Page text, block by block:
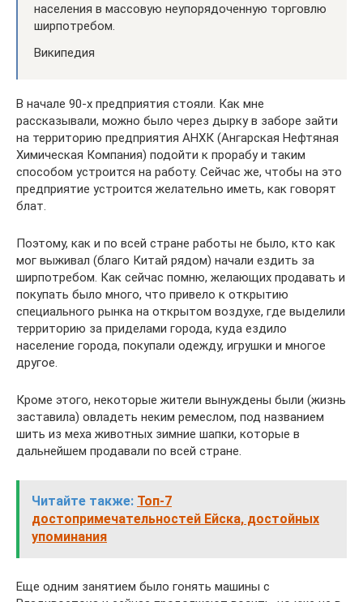
населения в массовую неупорядоченную торговлю
ширпотребом.
Википедия
В начале 90-х предприятия стояли. Как мне
рассказывали, можно было через дырку в заборе зайти
на территорию предприятия АНХК (Ангарская Нефтяная
Химическая Компания) подойти к прорабу и таким
способом устроится на работу. Сейчас же, чтобы на это
предприятие устроится желательно иметь, как говорят
блат.
Поэтому, как и по всей стране работы не было, кто как
мог выживал (благо Китай рядом) начали ездить за
ширпотребом. Как сейчас помню, желающих продавать и
покупать было много, что привело к открытию
специального рынка на открытом воздухе, где выделили
территорию за приделами города, куда ездило
население города, покупали одежду, игрушки и многое
другое.
Кроме этого, некоторые жители вынуждены были (жизнь
заставила) овладеть неким ремеслом, под названием
шить из меха животных зимние шапки, которые в
дальнейшем продавали по всей стране.
Читайте также: Топ-7
достопримечательностей Ейска, достойных
упоминания
Еще одним занятием было гонять машины с